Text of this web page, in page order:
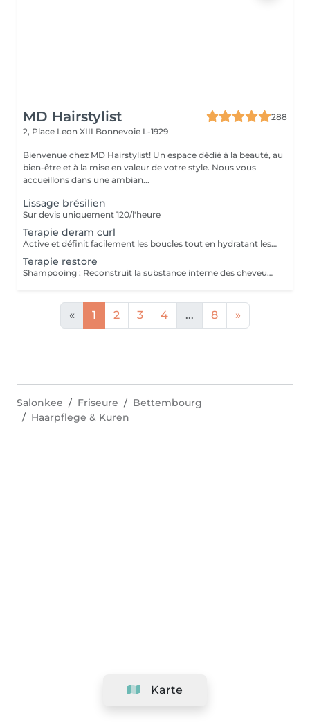
MD Hairstylist
288
2, Place Leon XIII Bonnevoie L-1929
Bienvenue chez MD Hairstylist! Un espace dédié à la beauté, au
bien-être et à la mise en valeur de votre style. Nous vous
accueillons dans une ambian...
Lissage brésilien
Sur devis uniquement 120/l'heure
Terapie deram curl
Active et définit facilement les boucles tout en hydratant les cheveux. La technologie avancée à activation thermique permet un conditionnement intense et active un facteur de mémoire des écargots, en maintenant les cheveux souples et en contrôlant les frisottis. Contient des filtres UV pour protéger de l'oxydation quotidienne et des particules de pollution. Les escargots sont activés, nourris, hydratés et protégés contre les dommages futurs
Terapie restore
Shampooing : Reconstruit la substance interne des cheveux affaiblies par des agressions chimiques et mécaniques. Réparation profonde des dommages passés. Protège la fibre. Réduit les frictions. Fibre plus brillante et plus lisse. Protège contre les dommages futurs. Masque : Son action répare la fibre en profondeur, récupérant la force, l'élasticité et la vitalité. Les cheveux sont renforcés et revitalisés. Ce masque doit être utilisé fréquemment pendant la thérapie de reconstruction à chaque lavage. Le traitement jusqu'à deux mois d'affilée ,plus tard doit être réévalué pour la poursuite ou la nouvelle thérapie.
« 1 2 3 4 ... 8 »
Karte
Salonkee Friseure
Bettembourg
Haarpflege & Kuren